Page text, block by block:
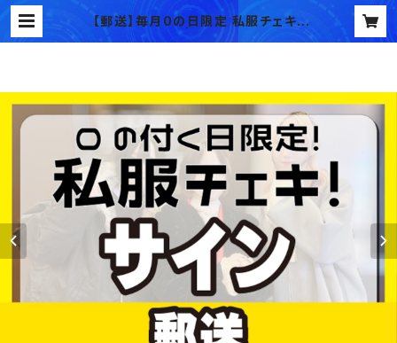
【郵送】毎月0の日限定 私服チェキ！
【サインチェキ】 | BOKUTSU's SH